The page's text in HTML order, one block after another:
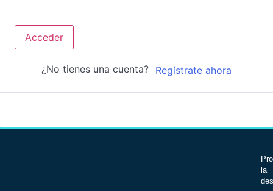
Acceder
¿No tienes una cuenta? Regístrate ahora
la